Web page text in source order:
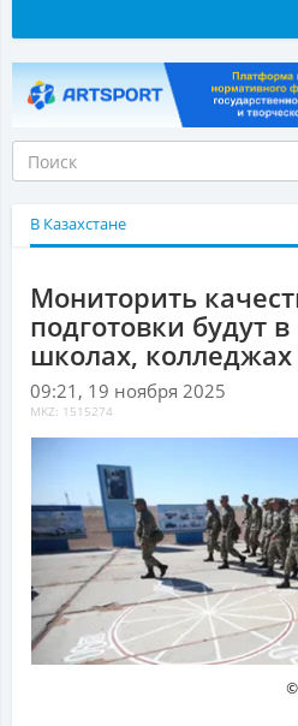
В Казахстане
Мониторить
подготовки будут
школах, колледжах
09:21, 19 ноября 2025
MKZ: 1515274
©